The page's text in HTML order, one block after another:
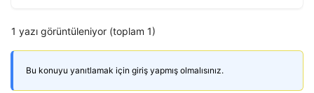
1 yazı görüntüleniyor (toplam 1)
Bu konuyu yanıtlamak için giriş yapmış olmalısınız.